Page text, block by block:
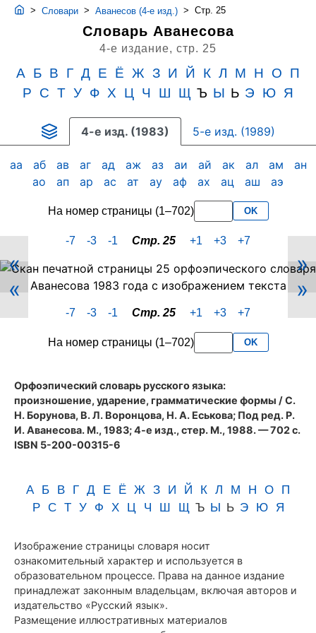
> Словари > Аванесов (4-е изд.) > Стр. 25
Словарь Аванесова
4-е издание, стр. 25
А Б В Г Д Е Ё Ж З И Й К Л М Н О
П
Р
С Т У Ф Х Ц Ч Ш Щ Ъ Ы Ь Э Ю Я
4-е изд. (1983) 5-е изд. (1989)
аа аб ав аг ад аж аз аи ай ак ал ам
ан
ао
ап ар ас ат ау аф ах ац аш аэ
На номер страницы (1–702) OK
-7 -3 -1 Стр. 25 +1 +3 +7
Скан
PDF-
страницы
25
Аванесова
«
»
«
»
-7 -3 -1 Стр. 25 +1 +3 +7
На номер страницы (1–702) OK
Орфоэпический словарь русского языка:
произношение, ударение, грамматические формы / С.
Н. Борунова, В. Л. Воронцова, Н. А. Еськова; Под ред. Р.
И. Аванесова. М., 1983; 4-е изд., стер. М., 1988. — 702 с.
ISBN 5-200-00315-6
А Б В Г Д Е Ё Ж З И Й К Л М Н О П
Р С Т У Ф Х Ц Ч Ш Щ Ъ Ы Ь Э Ю Я
Изображение страницы словаря носит
ознакомительный характер и используется в
образовательном процессе. Права на данное издание
принадлежат законным владельцам, включая авторов и
издательство «Русский язык».
Размещение иллюстративных материалов